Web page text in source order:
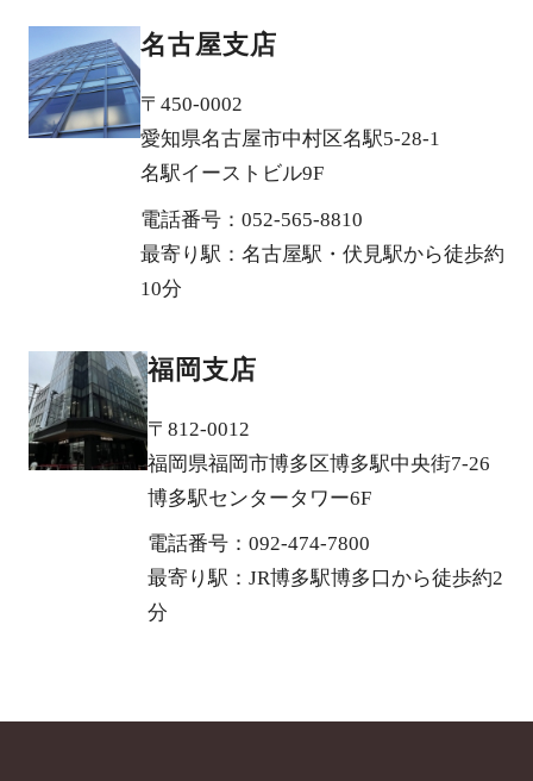
名古屋支店
〒450-0002
愛知県名古屋市中村区名駅5-28-1
名駅イーストビル9F
電話番号：052-565-8810
最寄り駅：名古屋駅・伏見駅から徒歩約
10分
福岡支店
〒812-0012
福岡県福岡市博多区博多駅中央街7-26
博多駅センタータワー6F
電話番号：092-474-7800
最寄り駅：JR博多駅博多口から徒歩約2
分